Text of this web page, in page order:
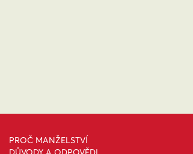
PROČ MANŽELSTVÍ